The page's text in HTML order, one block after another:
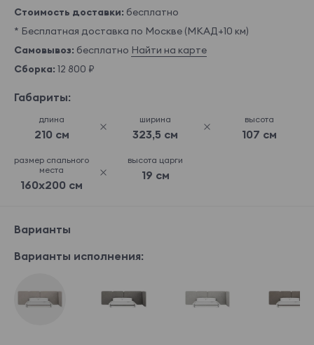
Стоимость доставки: бесплатно
* Бесплатная доставка по Москве (МКАД+10 км)
Самовывоз: бесплатно Найти на карте
Сборка: 12 800 ₽
Габариты:
длина
210 см
ширина
323,5 см
высота
107 см
размер спального
места
160x200 см
высота царги
19 см
Варианты
Варианты исполнения: